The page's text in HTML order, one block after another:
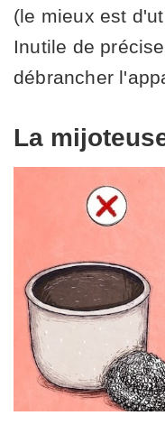
(le mieux est
Inutile de
débrancher
La